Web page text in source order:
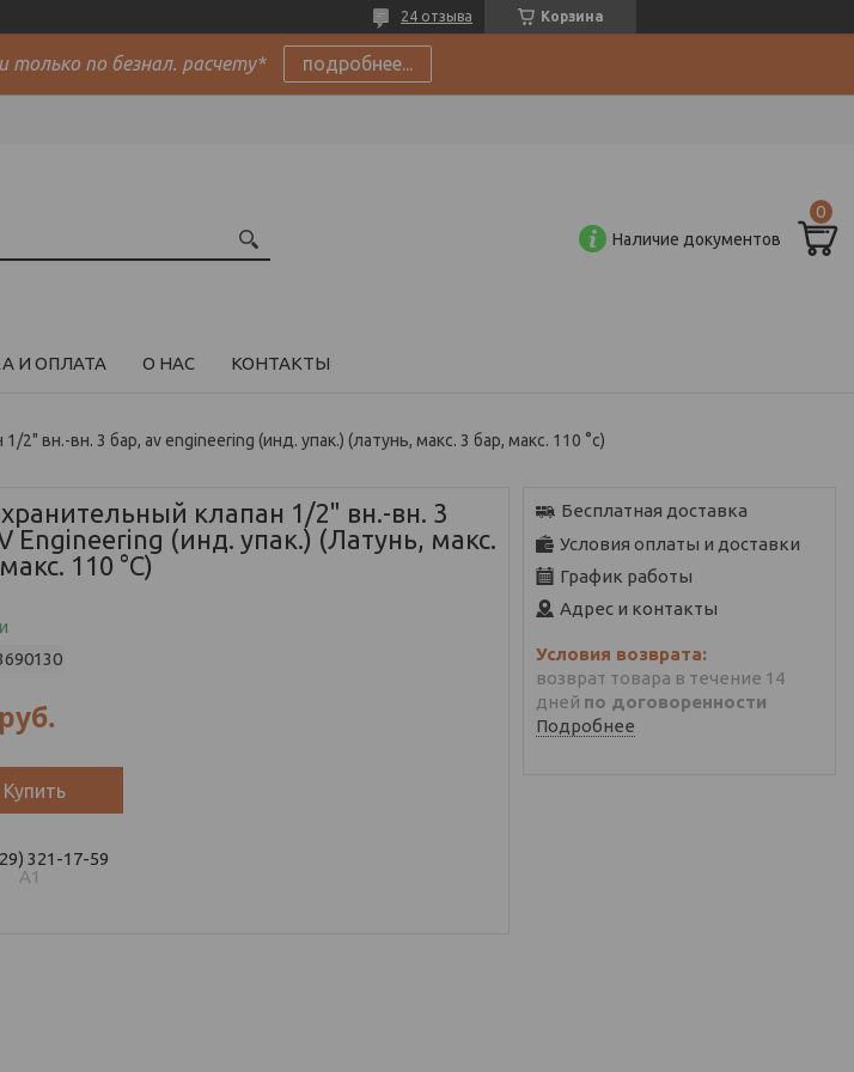
Корзина
24 отзыва
по безнал. расчету* подробнее...
Наличие документов
И ОПЛАТА О НАС КОНТАКТЫ
2" вн.-вн. 3 бар, av engineering (инд. упак.) (латунь, макс. 3 бар, макс. 110 °с)
клапан 1/2" вн.-вн. 3
Engineering (инд. упак.) (Латунь, макс.
110 °С)
руб.
Купить
321-17-59
А1
Бесплатная доставка
Условия оплаты и доставки
График работы
Адрес и контакты
возврат товара в течение 14
дней по договоренности
Подробнее